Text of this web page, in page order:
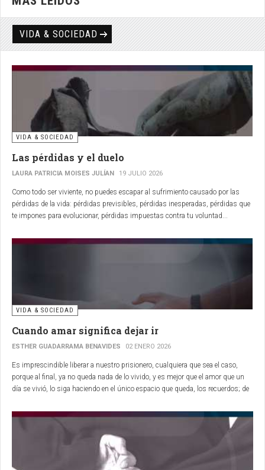
VIDA & SOCIEDAD
VIDA & SOCIEDAD
Las pérdidas y el duelo
LAURA PATRICIA MOISES JULÍAN 19 JULIO 2026
Como todo ser viviente, no puedes escapar al sufrimiento causado por las
pérdidas de la vida: pérdidas previsibles, pérdidas inesperadas, pérdidas que
te impones para evolucionar, pérdidas impuestas contra tu voluntad...
VIDA & SOCIEDAD
Cuando amar significa dejar ir
ESTHER GUADARRAMA BENAVIDES 02 ENERO 2026
Es imprescindible liberar a nuestro prisionero, cualquiera que sea el caso,
porque al final, ya no queda nada de lo vivido, y es mejor que el amor que un
día se vivió, lo siga haciendo en el único espacio que queda, los recuerdos; de